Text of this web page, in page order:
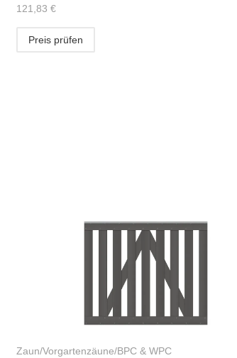
121,83 €
Preis prüfen
Zaun/Vorgartenzäune/BPC & WPC